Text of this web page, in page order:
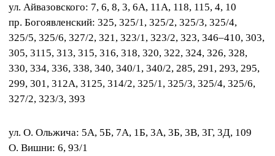
ул. Айвазовского: 7, 6, 8, 3, 6A, 11A, 118, 115, 4, 10
пр. Богоявленский: 325, 325/1, 325/2, 325/3, 325/4,
325/5, 325/6, 327/2, 321, 323/1, 323/2, 323, 346–410, 303,
305, 3115, 313, 315, 316, 318, 320, 322, 324, 326, 328,
330, 334, 336, 338, 340, 340/1, 340/2, 285, 291, 293, 295,
299, 301, 312A, 3125, 314/2, 325/1, 325/3, 325/4, 325/6,
327/2, 323/3, 393
ул. О. Ольжича: 5А, 5Б, 7А, 1Б, 3А, 3Б, 3В, 3Г, 3Д, 109
О. Вишни: 6, 93/1